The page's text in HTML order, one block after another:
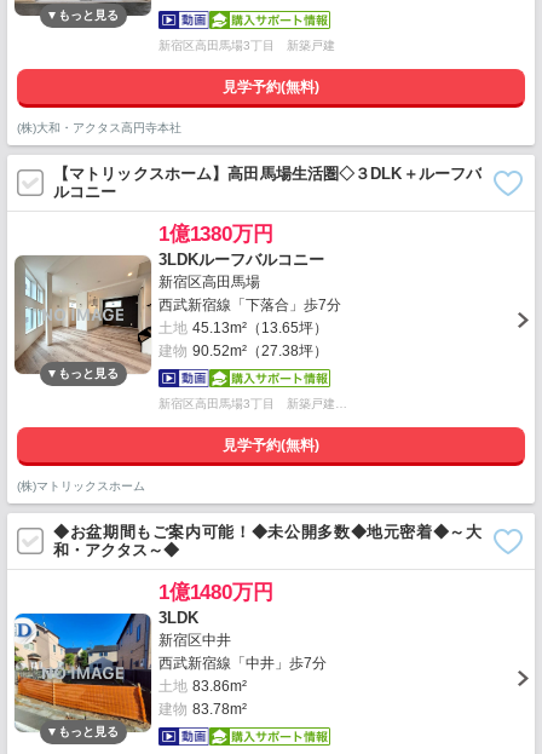
新宿区高田馬場3丁目 新築戸建
見学予約(無料)
(株)大和・アクタス高円寺本社
【マトリックスホーム】高田馬場生活圏◇３DLK＋ルーフバ
ルコニー
1億1380万円
3LDKルーフバルコニー
新宿区高田馬場
西武新宿線「下落合」歩7分
土地 45.13m²（13.65坪）
建物 90.52m²（27.38坪）
新宿区高田馬場3丁目 新築戸建…
見学予約(無料)
(株)マトリックスホーム
◆お盆期間もご案内可能！◆未公開多数◆地元密着◆～大
和・アクタス～◆
1億1480万円
3LDK
新宿区中井
西武新宿線「中井」歩7分
土地 83.86m²
建物 83.78m²